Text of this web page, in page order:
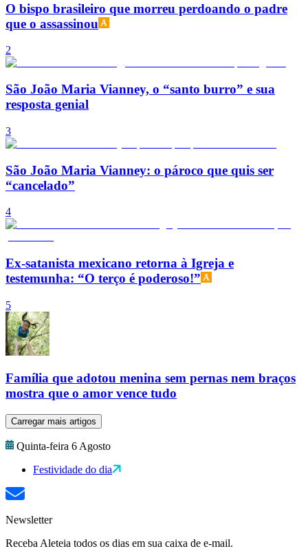
O bispo brasileiro que morreu perdoando o padre
que o assassinou
2
São João Maria Vianney, o “santo burro” e sua
resposta genial
3
São João Maria Vianney: o pároco que quis ser
“cancelado”
4
Ex-satanista mexicano retorna à Igreja e
testemunha: “O terço é poderoso!”
5
Família que adotou menina sem pernas nem braços
mostra que o amor vence tudo
Carregar mais artigos
Quinta-feira 6 Agosto
Festividade do dia
Newsletter
Receba Aleteia todos os dias em sua caixa de e-mail.